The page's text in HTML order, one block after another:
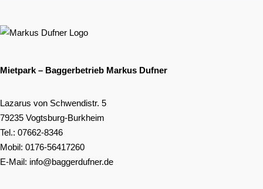
Mietpark – Baggerbetrieb Markus Dufner
Lazarus von Schwendistr. 5
79235 Vogtsburg-Burkheim
Tel.: 07662-8346
Mobil: 0176-56417260
E-Mail: info@baggerdufner.de